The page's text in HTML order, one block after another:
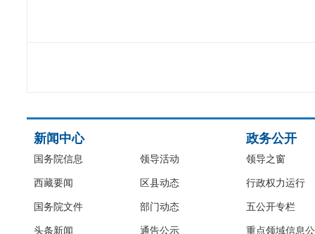
新闻中心
国务院信息
西藏要闻
国务院文件
头条新闻
领导活动
区县动态
部门动态
通告公示
政务公开
领导之窗
行政权力运行
五公开专栏
重点领域信息